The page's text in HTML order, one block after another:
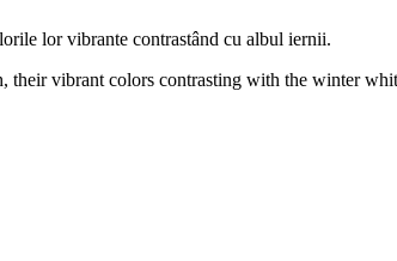
lor vibrante contrastând cu albul iernii.
their vibrant colors contrasting with the winter